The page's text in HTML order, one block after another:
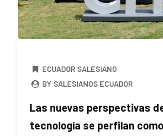
ECUADOR SALESIANO
BY SALESIANOS ECUADOR
Las nuevas perspectivas
tecnología se perfilan